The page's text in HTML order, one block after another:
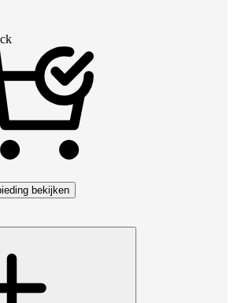
bekijken